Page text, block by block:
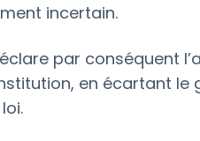
incertain.
par conséquent
en écartant le